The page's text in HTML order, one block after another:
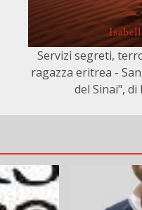
Servizi segreti,
ragazza eritrea -
del Sinai",